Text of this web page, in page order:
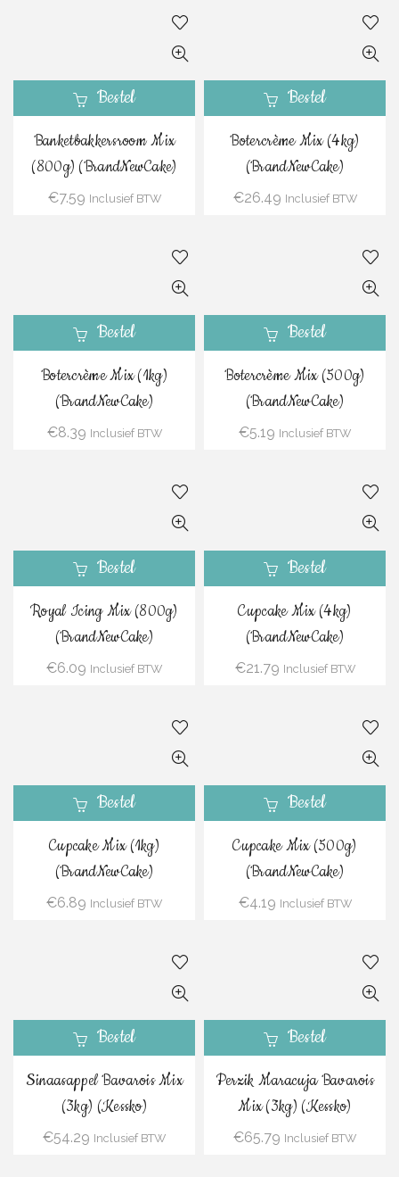
Bestel
Banketbakkersroom Mix
(800g) (BrandNewCake)
€7.59 Inclusief BTW
Bestel
Botercrème Mix (4kg)
(BrandNewCake)
€26.49 Inclusief BTW
Bestel
Botercrème Mix (1kg)
(BrandNewCake)
€8.39 Inclusief BTW
Bestel
Botercrème Mix (500g)
(BrandNewCake)
€5.19 Inclusief BTW
Bestel
Royal Icing Mix (800g)
(BrandNewCake)
€6.09 Inclusief BTW
Bestel
Cupcake Mix (4kg)
(BrandNewCake)
€21.79 Inclusief BTW
Bestel
Cupcake Mix (1kg)
(BrandNewCake)
€6.89 Inclusief BTW
Bestel
Cupcake Mix (500g)
(BrandNewCake)
€4.19 Inclusief BTW
Bestel
Sinaasappel Bavarois Mix
(3kg) (Kessko)
€54.29 Inclusief BTW
Bestel
Perzik Maracuja Bavarois
Mix (3kg) (Kessko)
€65.79 Inclusief BTW